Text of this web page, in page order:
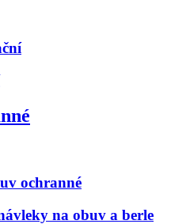
ochranné
na obuv a berle